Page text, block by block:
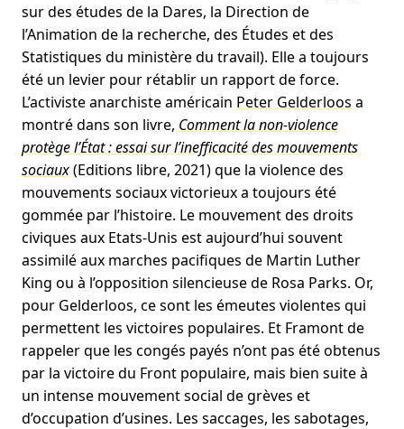
sur des études de la Dares, la Direction de
l’Animation de la recherche, des Études et des
Statistiques du ministère du travail). Elle a toujours
été un levier pour rétablir un rapport de force.
L’activiste anarchiste américain Peter Gelderloos a
montré dans son livre, Comment la non-violence
protège l’État : essai sur l’inefficacité des mouvements
sociaux(Editions libre, 2021) que la violence des
mouvements sociaux victorieux a toujours été
gommée par l’histoire. Le mouvement des droits
civiques aux Etats-Unis est aujourd’hui souvent
assimilé aux marches pacifiques de Martin Luther
King ou à l’opposition silencieuse de Rosa Parks. Or,
pour Gelderloos, ce sont les émeutes violentes qui
permettent les victoires populaires. Et Framont de
rappeler que les congés payés n’ont pas été obtenus
par la victoire du Front populaire, mais bien suite à
un intense mouvement social de grèves et
d’occupation d’usines. Les saccages, les sabotages,